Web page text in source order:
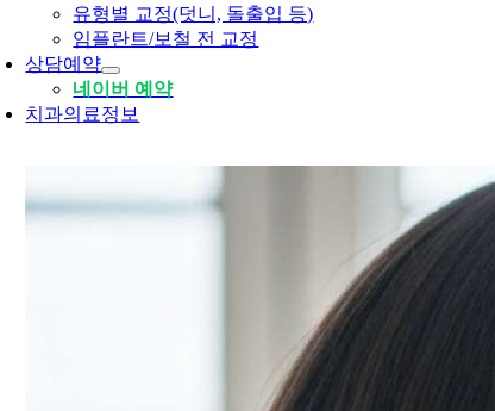
유형별 교정(덧니, 돌출입 등)
임플란트/보철 전 교정
상담예약
네이버 예약
치과의료정보